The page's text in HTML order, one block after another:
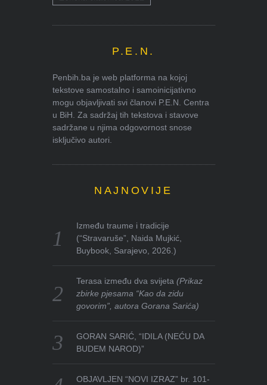
P.E.N.
Penbih.ba je web platforma na kojoj
tekstove samostalno i samoinicijativno
mogu objavljivati svi članovi P.E.N. Centra
u BiH. Za sadržaj tih tekstova i stavove
sadržane u njima odgovornost snose
isključivo autori.
NAJNOVIJE
Između traume i tradicije
(“Stravaruše”, Naida Mujkić,
Buybook, Sarajevo, 2026.)
Terasa između dva svijeta(Prikaz
zbirke pjesama “Kao da zidu
govorim”, autora Gorana Sarića)
GORAN SARIĆ, “IDILA (NEĆU DA
BUDEM NAROD)”
OBJAVLJEN “NOVI IZRAZ” br. 101-